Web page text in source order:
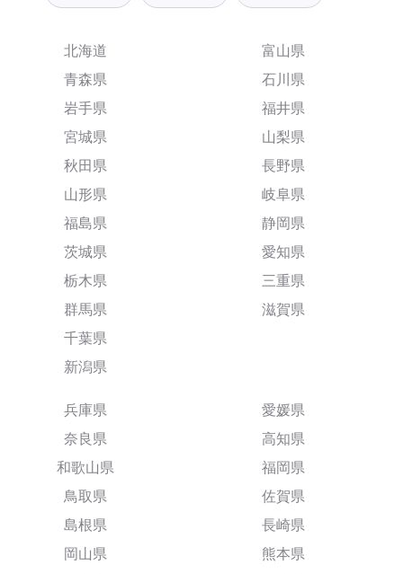
北海道
青森県
岩手県
宮城県
秋田県
山形県
福島県
茨城県
栃木県
群馬県
千葉県
新潟県
富山県
石川県
福井県
山梨県
長野県
岐阜県
静岡県
愛知県
三重県
滋賀県
兵庫県
奈良県
和歌山県
鳥取県
島根県
岡山県
愛媛県
高知県
福岡県
佐賀県
長崎県
熊本県